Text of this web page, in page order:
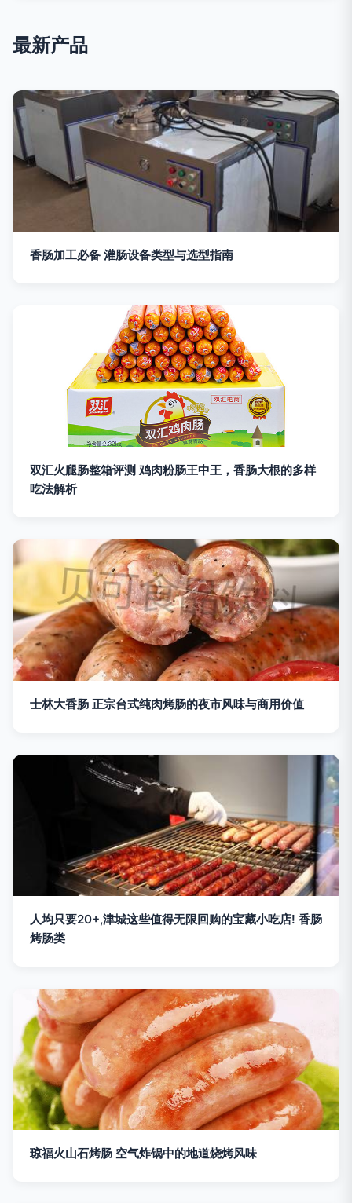
最新产品
香肠加工必备 灌肠设备类型与选型指南
双汇火腿肠整箱评测 鸡肉粉肠王中王，香肠大根的多样
吃法解析
士林大香肠 正宗台式纯肉烤肠的夜市风味与商用价值
人均只要20+,津城这些值得无限回购的宝藏小吃店! 香肠
烤肠类
琼福火山石烤肠 空气炸锅中的地道烧烤风味